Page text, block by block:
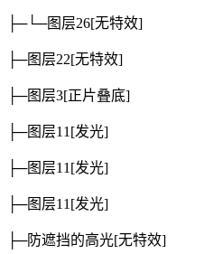
├─└─图层26[无特效]
├─图层22[无特效]
├─图层3[正片叠底]
├─图层11[发光]
├─图层11[发光]
├─图层11[发光]
├─防遮挡的高光[无特效]